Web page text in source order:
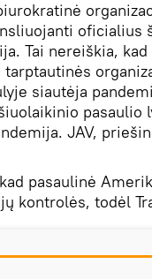
oficialius
Tai nereiškia,
siautėja
pasaulio
JAV,
pasaulinė
kontrolės, todėl